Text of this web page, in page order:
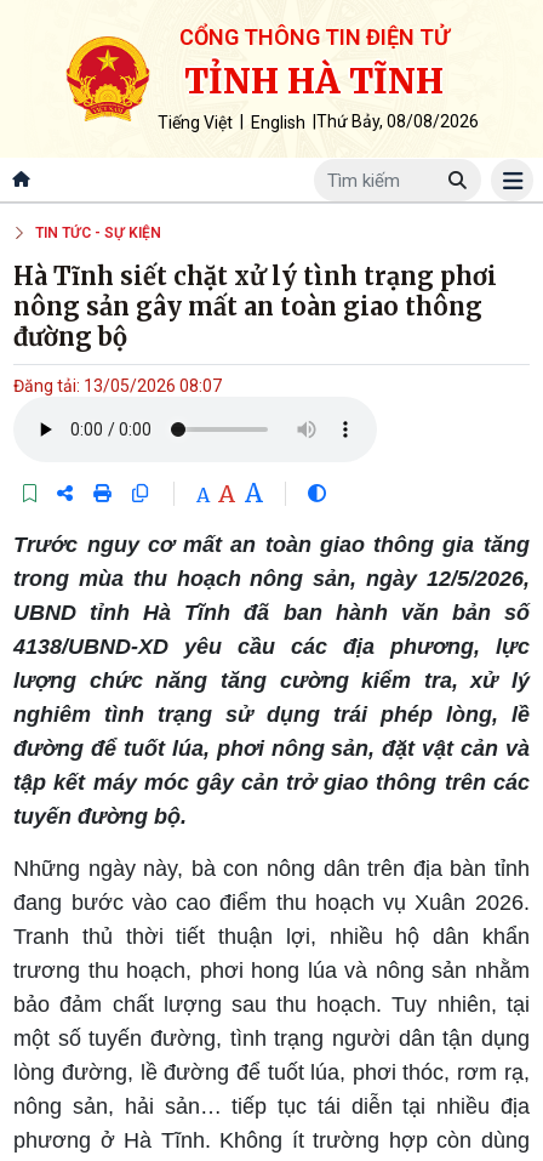
CỔNG THÔNG TIN ĐIỆN TỬ
TỈNH HÀ TĨNH
Tiếng Việt English Thứ Bảy, 08/08/2026
TIN TỨC - SỰ KIỆN
Hà Tĩnh siết chặt xử lý tình trạng phơi
nông sản gây mất an toàn giao thông
đường bộ
Đăng tải: 13/05/2026 08:07
A A A
Trước nguy cơ mất an toàn giao thông gia tăng
trong mùa thu hoạch nông sản, ngày 12/5/2026,
UBND tỉnh Hà Tĩnh đã ban hành văn bản số
4138/UBND-XD yêu cầu các địa phương, lực
lượng chức năng tăng cường kiểm tra, xử lý
nghiêm tình trạng sử dụng trái phép lòng, lề
đường để tuốt lúa, phơi nông sản, đặt vật cản và
tập kết máy móc gây cản trở giao thông trên các
tuyến đường bộ.
Những ngày này, bà con nông dân trên địa bàn tỉnh
đang bước vào cao điểm thu hoạch vụ Xuân 2026.
Tranh thủ thời tiết thuận lợi, nhiều hộ dân khẩn
trương thu hoạch, phơi hong lúa và nông sản nhằm
bảo đảm chất lượng sau thu hoạch. Tuy nhiên, tại
một số tuyến đường, tình trạng người dân tận dụng
lòng đường, lề đường để tuốt lúa, phơi thóc, rơm rạ,
nông sản, hải sản… tiếp tục tái diễn tại nhiều địa
phương ở Hà Tĩnh. Không ít trường hợp còn dùng